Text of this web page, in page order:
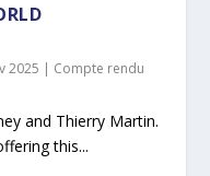
2025 | Compte rendu
and Thierry Martin.
this...